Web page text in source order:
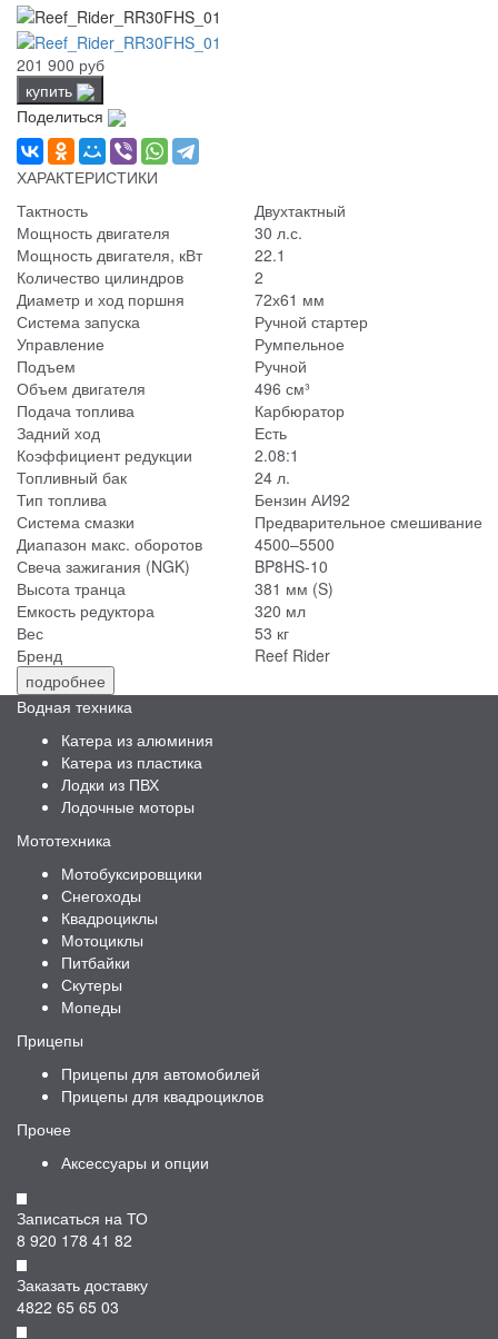
201 900 руб
купить
Поделиться
ХАРАКТЕРИСТИКИ
Тактность
Двухтактный
Мощность двигателя
30 л.с.
Мощность двигателя, кВт
22.1
Количество цилиндров
2
Диаметр и ход поршня
72х61 мм
Система запуска
Ручной стартер
Управление
Румпельное
Подъем
Ручной
Объем двигателя
496 см³
Подача топлива
Карбюратор
Задний ход
Есть
Коэффициент редукции
2.08:1
Топливный бак
24 л.
Тип топлива
Бензин АИ92
Система смазки
Предварительное смешивание
Диапазон макс. оборотов
4500–5500
Свеча зажигания (NGK)
BP8HS-10
Высота транца
381 мм (S)
Емкость редуктора
320 мл
Вес
53 кг
Бренд
Reef Rider
подробнее
Водная техника
Катера из алюминия
Катера из пластика
Лодки из ПВХ
Лодочные моторы
Мототехника
Мотобуксировщики
Снегоходы
Квадроциклы
Мотоциклы
Питбайки
Скутеры
Мопеды
Прицепы
Прицепы для автомобилей
Прицепы для квадроциклов
Прочее
Аксессуары и опции
Записаться на ТО
8 920 178 41 82
Заказать доставку
4822 65 65 03